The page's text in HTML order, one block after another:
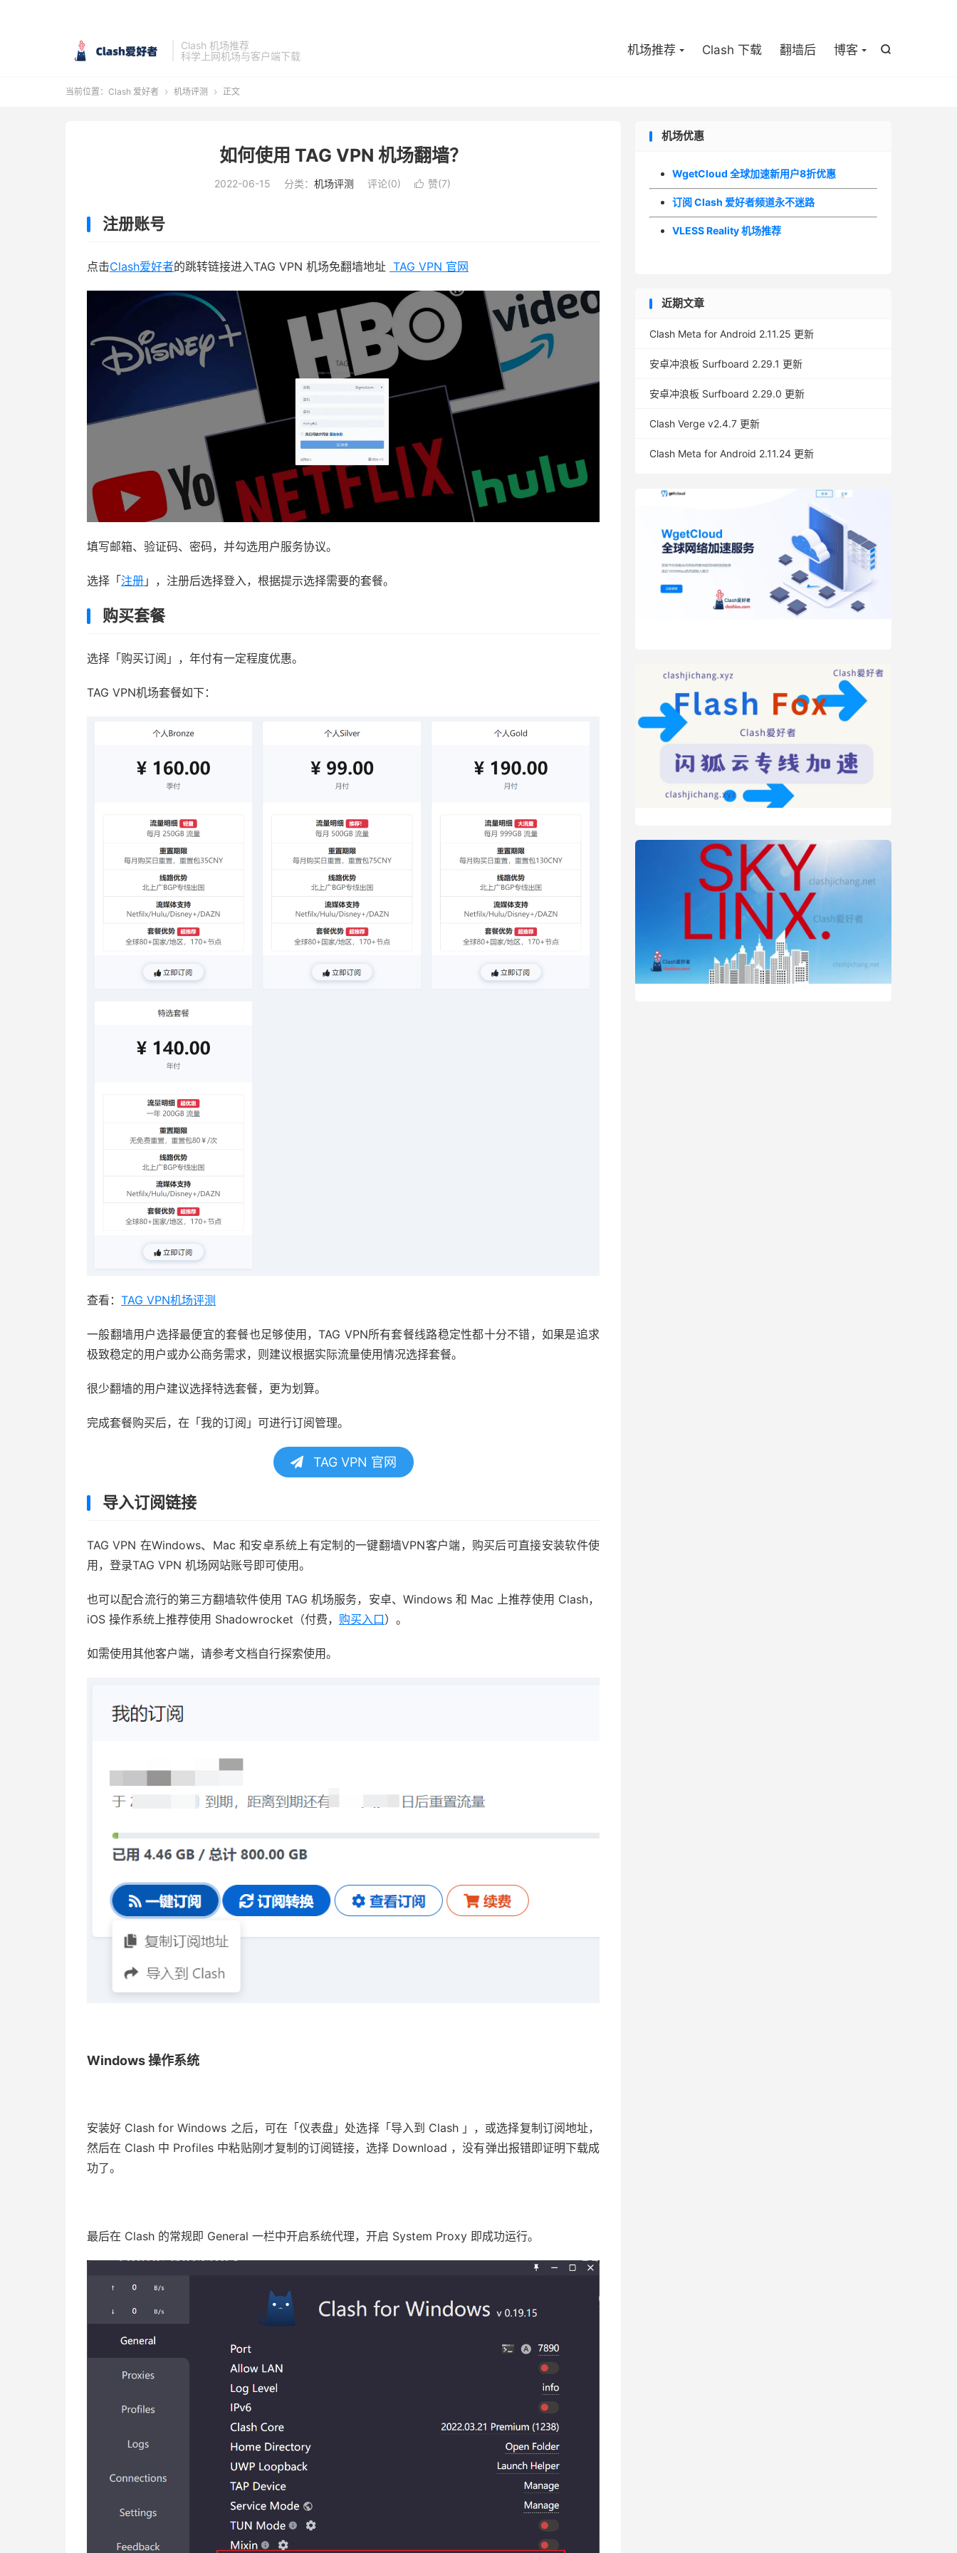
Clash 机场推荐
科学上网机场与客户端下载

机场推荐 Clash 下载 翻墙后 博客
当前位置： Clash 爱好者  机场评测  正文
如何使用 TAG VPN 机场翻墙？
2022-06-15 分类： 机场评测 评论(0)  赞(7)
注册账号
点击Clash爱好者的跳转链接进入TAG VPN 机场免翻墙地址 TAG VPN 官网
填写邮箱、验证码、密码，并勾选用户服务协议。
选择「 注册 」，注册后选择登入，根据提示选择需要的套餐。
购买套餐
选择「购买订阅」，年付有一定程度优惠。
TAG VPN机场套餐如下：
查看： TAG VPN机场评测
一般翻墙用户选择最便宜的套餐也足够使用，TAG VPN所有套餐线路稳定性都十分不错，如果是追求
极致稳定的用户或办公商务需求，则建议根据实际流量使用情况选择套餐。
很少翻墙的用户建议选择特选套餐，更为划算。
完成套餐购买后，在「我的订阅」可进行订阅管理。
TAG VPN 官网
导入订阅链接
TAG VPN 在Windows、Mac 和安卓系统上有定制的一键翻墙VPN客户端，购买后可直接安装软件使
用，登录TAG VPN 机场网站账号即可使用。
也可以配合流行的第三方翻墙软件使用 TAG 机场服务，安卓、Windows 和 Mac 上推荐使用 Clash，
iOS 操作系统上推荐使用 Shadowrocket（付费， 购买入口）。
如需使用其他客户端，请参考文档自行探索使用。
Windows 操作系统
安装好 Clash for Windows 之后，可在「仪表盘」处选择「导入到 Clash 」，或选择复制订阅地址，
然后在 Clash 中 Profiles 中粘贴刚才复制的订阅链接，选择 Download ，没有弹出报错即证明下载成
功了。
最后在 Clash 的常规即 General 一栏中开启系统代理，开启 System Proxy 即成功运行。
机场优惠
WgetCloud 全球加速新用户8折优惠
订阅 Clash 爱好者频道永不迷路
VLESS Reality 机场推荐
近期文章
Clash Meta for Android 2.11.25 更新
安卓冲浪板 Surfboard 2.29.1 更新
安卓冲浪板 Surfboard 2.29.0 更新
Clash Verge v2.4.7 更新
Clash Meta for Android 2.11.24 更新